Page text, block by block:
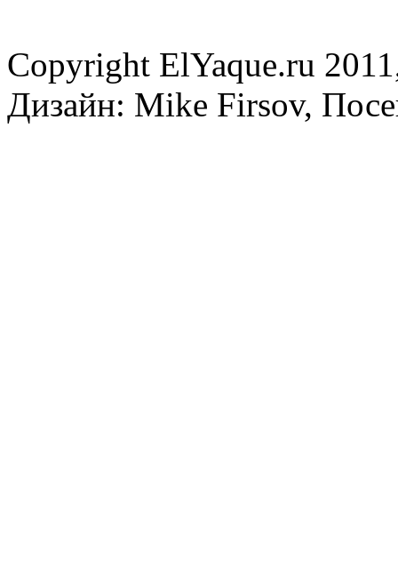
Copyright ElYaque.ru
Дизайн: Mike Firsov,